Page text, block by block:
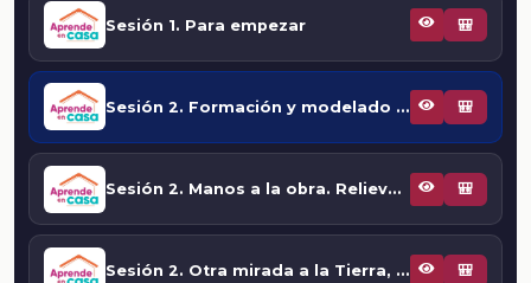
Sesión 1. Para empezar 🎒
Sesión 2. Formación y modelado del relieve 🎒
Sesión 2. Manos a la obra. Relieve continental y oceánico 🎒
Sesión 2. Otra mirada a la Tierra, relieve continental y oceánico 🎒